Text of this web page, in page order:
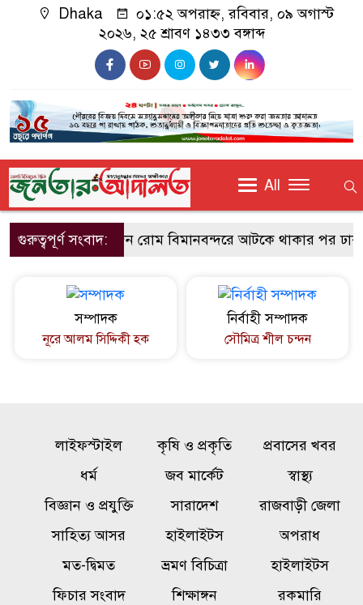
Dhaka
০১:৫২ অপরাহ্ন, রবিবার, ০৯ অগাস্ট
২০২৬, ২৫ শ্রাবণ ১৪৩৩ বঙ্গাব্দ
All
গুরুত্বপূর্ণ সংবাদ:দুই দিন রোম বিমানবন্দরে আটকে থাকার পর ঢাকায়
সম্পাদক
নূরে আলম সিদ্দিকী হক
নির্বাহী সম্পাদক
সৌমিত্র শীল চন্দন
লাইফস্টাইল কৃষি ও প্রকৃতি
প্রবাসের খবর
ধর্ম
জব মার্কেট
স্বাস্থ্য
বিজ্ঞান ও প্রযুক্তি
সারাদেশ
রাজবাড়ী জেলা
সাহিত্য আসর
হাইলাইটস
অপরাধ
মত-দ্বিমত
ভ্রমণ বিচিত্রা
হাইলাইটস
ফিচার সংবাদ
শিক্ষাঙ্গন রকমারি